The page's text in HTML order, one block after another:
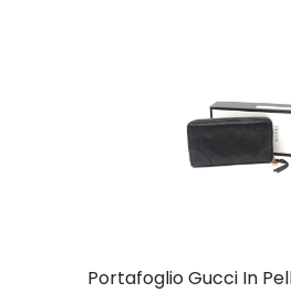
Portafoglio Gucci In